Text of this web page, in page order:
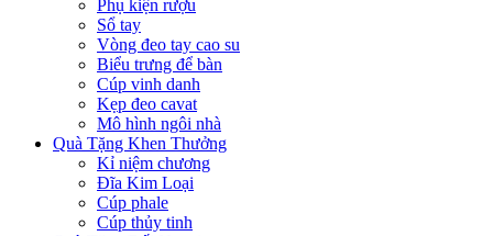
Phụ kiện rượu
Sổ tay
Vòng đeo tay cao su
Biểu trưng để bàn
Cúp vinh danh
Kẹp đeo cavat
Mô hình ngôi nhà
Quà Tặng Khen Thưởng
Kỉ niệm chương
Đĩa Kim Loại
Cúp phale
Cúp thủy tinh